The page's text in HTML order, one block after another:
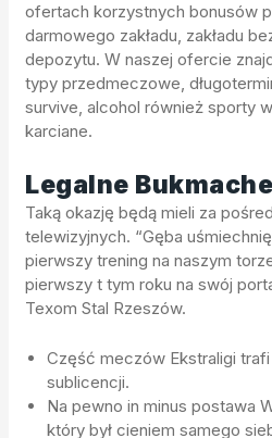
ofertach korzystnych bonusów
darmowego zakładu, zakładu
depozytu. W naszej ofercie
typy przedmeczowe,
survive, alcohol również sporty
karciane.
Legalne
Taką okazję będą mieli za
telewizyjnych. “Gęba
pierwszy trening na naszym
pierwszy t tym roku na swój
Texom Stal Rzeszów.
Część meczów Ekstraligi
sublicencji.
Na pewno in minus postawa
który był cieniem samego